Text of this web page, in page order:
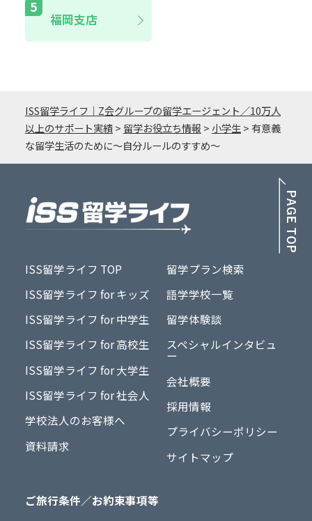
福岡支店
ISS留学ライフ｜Z会グループの留学エージェント／10万人
以上のサポート実績> 留学お役立ち情報 > 小学生> 有意義
な留学生活のために～自分ルールのすすめ～
ISS留学ライフ TOP
ISS留学ライフ for キッズ
ISS留学ライフ for 中学生
ISS留学ライフ for 高校生
ISS留学ライフ for 大学生
ISS留学ライフ for 社会人
学校法人のお客様へ
資料請求
留学プラン検索
語学学校一覧
留学体験談
スペシャルインタビュ
ー
会社概要
採用情報
プライバシーポリシー
サイトマップ
ご旅行条件／お約束事項等